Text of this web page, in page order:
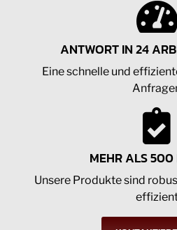
ANTWORT IN 24
Eine schnelle und
MEHR ALS 500
Unsere Produkte sind